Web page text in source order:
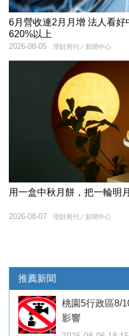
6月營收連2月月增 法人看好中光電明年EPS年增率可高達
620%以上
理財周刊／新聞中心
2026-08-05
用一盒中秋月餅，把一輪明
理財周刊／新聞中心
2026-08-07
推薦新聞
桃園5行政區8/
影響